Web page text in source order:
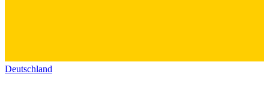
Deutschland